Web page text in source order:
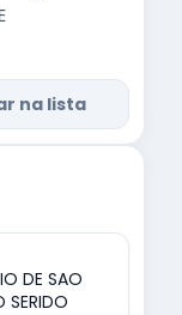
na lista
DE SAO
SERIDO